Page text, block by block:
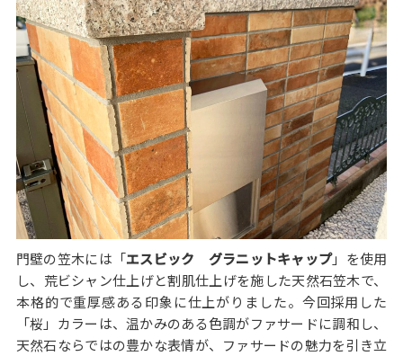
門壁の笠木には「エスビック グラニットキャップ」を使用
し、荒ビシャン仕上げと割肌仕上げを施した天然石笠木で、
本格的で重厚感ある印象に仕上がりました。今回採用した
「桜」カラーは、温かみのある色調がファサードに調和し、
天然石ならではの豊かな表情が、ファサードの魅力を引き立